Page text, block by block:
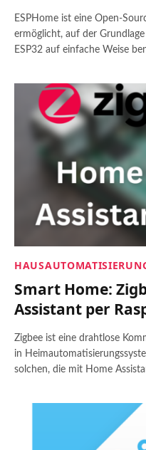
ESPHome ist eine Open-
ermöglicht, auf der
ESP32 auf einfache Weise
Smart Home:
Assistant per
Zigbee ist eine drahtlose
in
solchen, die mit Home